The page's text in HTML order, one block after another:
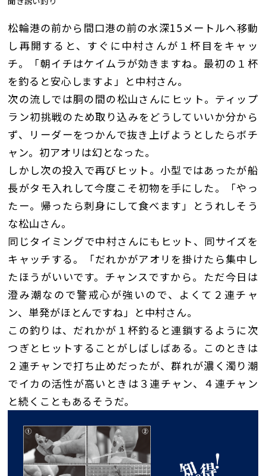
松輪港の前から間口港の前の水深15メートルへ移動
し再開すると、すぐに中村さんが１杯目をキャッ
チ。「朝イチはケイムラが効きますね。最初の１杯
を釣ると安心しますよ」と中村さん。
次の流しでは胴の間の松山さんにヒット。ティップ
ラン初挑戦のため取り込みをどうしていいか分から
ず、リーダーをつかんで抜き上げようとしたらボチ
ャン。初アオリは幻となった。
しかし次の投入で再びヒット。小型ではあったが船
長がタモ入れして今度こそ初物を手にした。「やっ
たー。帰ったら刺身にして食べます」とうれしそう
な松山さん。
同じタイミングで中村さんにもヒット、同サイズを
キャッチする。「だれかがアオリを掛けたら集中し
たほうがいいです。チャンスですから。ただ今日は
澄み潮なので警戒心が強いので、よくて２連チャ
ン、単発がほとんですね」と中村さん。
この釣りは、だれかが１杯釣ると連鎖するように次
つぎとヒットすることがしばしばある。このときは
２連チャンで打ち止めだったが、群れが濃く濁り潮
でイカの活性が高いときは３連チャン、４連チャン
と続くこともあるそうだ。